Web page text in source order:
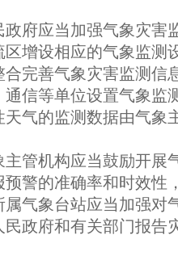
府应当加强气象灾害
增设相应的气象监测
完善气象灾害监测
信等单位设置气象
气的监测数据由气象
管机构应当鼓励开展
警的准确率和时效
气象台站应当加强
政府和有关部门报告